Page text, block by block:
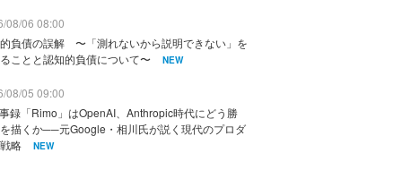
08/06 08:00
負債の誤解 〜「測れないから説明できない」を
ことと認知的負債について〜
NEW
08/05 09:00
録「Rimo」はOpenAI、Anthropic時代にどう勝
描くか──元Google・相川氏が説く現代のプロダ
略
NEW